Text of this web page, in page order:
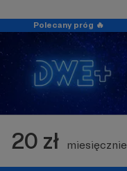
Polecany próg 🔥
20 zł miesięcznie